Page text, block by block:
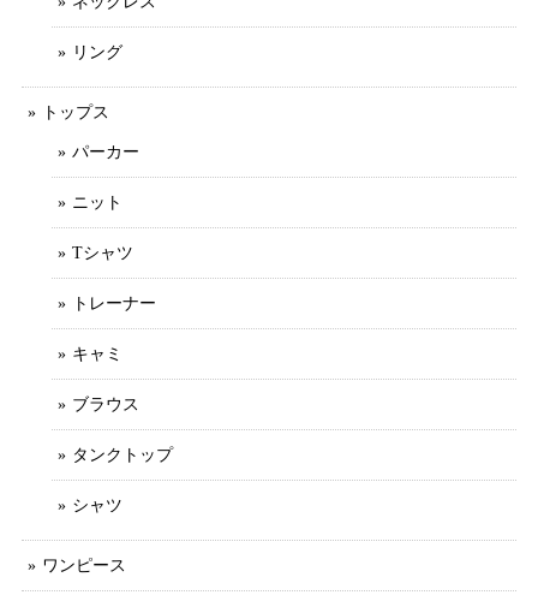
リング
トップス
パーカー
ニット
Tシャツ
トレーナー
キャミ
ブラウス
タンクトップ
シャツ
ワンピース